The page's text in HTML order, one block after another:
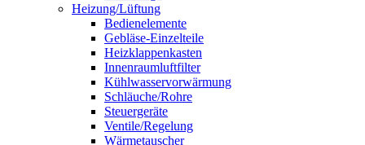
Heizung/Lüftung
Bedienelemente
Gebläse-Einzelteile
Heizklappenkasten
Innenraumluftfilter
Kühlwasservorwärmung
Schläuche/Rohre
Steuergeräte
Ventile/Regelung
Wärmetauscher